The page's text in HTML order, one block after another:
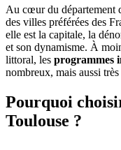
Au cœur du département
des villes préférées des
elle est la capitale, la
et son dynamisme. À
littoral, les programmes
nombreux, mais aussi très
Pourquoi
Toulouse ?